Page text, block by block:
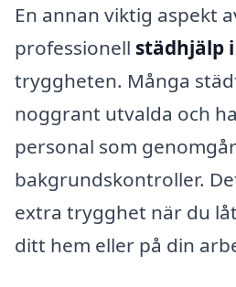
En annan viktig aspekt
professionell städhjälp
tryggheten. Många
noggrant utvalda och
personal som genomgår
bakgrundskontroller.
extra trygghet när du
ditt hem eller på din